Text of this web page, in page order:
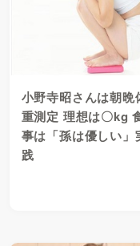
小野寺昭さんは朝晩
重測定 理想は〇kg
事は「孫は優しい」
践